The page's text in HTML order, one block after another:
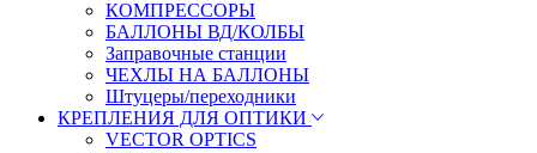
КОМПРЕССОРЫ
БАЛЛОНЫ ВД/КОЛБЫ
Заправочные станции
ЧЕХЛЫ НА БАЛЛОНЫ
Штуцеры/переходники
КРЕПЛЕНИЯ ДЛЯ ОПТИКИ
VECTOR OPTICS